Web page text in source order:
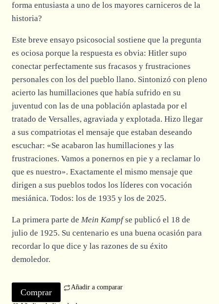
forma entusiasta a uno de los mayores carniceros de la
historia?
Este breve ensayo psicosocial sostiene que la pregunta
es ociosa porque la respuesta es obvia: Hitler supo
conectar perfectamente sus fracasos y frustraciones
personales con los del pueblo llano. Sintonizó con pleno
acierto las humillaciones que había sufrido en su
juventud con las de una población aplastada por el
tratado de Versalles, agraviada y explotada. Hizo llegar
a sus compatriotas el mensaje que estaban deseando
escuchar: «Se acabaron las humillaciones y las
frustraciones. Vamos a ponernos en pie y a reclamar lo
que es nuestro». Exactamente el mismo mensaje que
dirigen a sus pueblos todos los líderes con vocación
mesiánica. Todos: los de 1935 y los de 2025.
La primera parte de Mein Kampfse publicó el 18 de
julio de 1925. Su centenario es una buena ocasión para
recordar lo que dice y las razones de su éxito
demoledor.
Comprar
Añadir a comparar